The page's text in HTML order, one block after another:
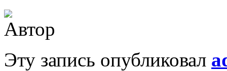
Эту запись опубликовал